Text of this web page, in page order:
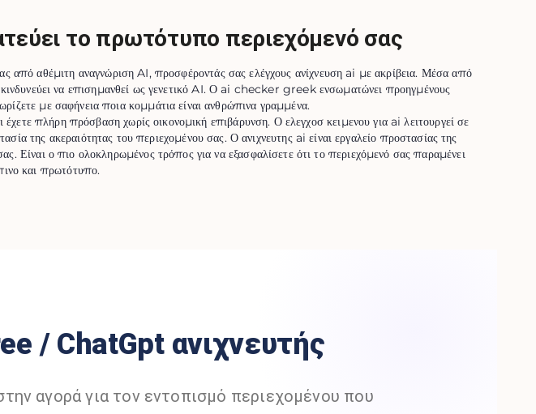
το πρωτότυπο περιεχόμενό σας
αθέμιτη αναγνώριση AI, προσφέροντάς σας ελέγχους ανίχνευση ai με ακρίβεια. Μέσα από
να επισημανθεί ως γενετικό AI. Ο ai checker greek ενσωματώνει προηγμένους
με σαφήνεια ποια κομμάτια είναι ανθρώπινα γραμμένα.
πλήρη πρόσβαση χωρίς οικονομική επιβάρυνση. Ο ελεγχοσ κειμενου για ai λειτουργεί σε
της ακεραιότητας του περιεχομένου σας. Ο ανιχνευτης ai είναι εργαλείο προστασίας της
Είναι ο πιο ολοκληρωμένος τρόπος για να εξασφαλίσετε ότι το περιεχόμενό σας παραμένει
και πρωτότυπο.
/ ChatGpt ανιχνευτής
αγορά για τον εντοπισμό περιεχομένου που